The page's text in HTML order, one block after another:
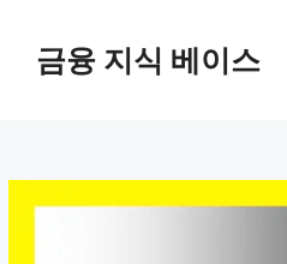
금융 지식 베이스